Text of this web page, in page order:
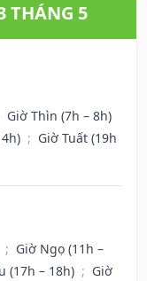
THÁNG 5
Giờ Thìn (7h – 8h)
; Giờ Tuất (19h
; Giờ Ngọ (11h –
(17h – 18h) ; Giờ